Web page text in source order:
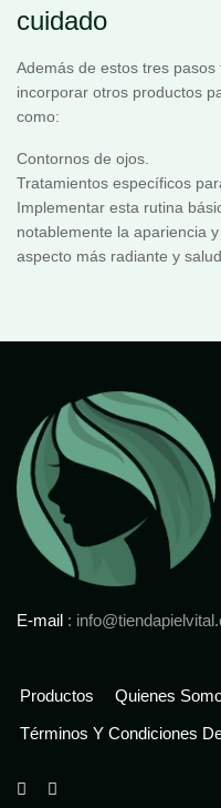
cuidado
Además de estos tres
incorporar otros productos
como:
Contornos de ojos.
Tratamientos específicos
Implementar esta rutina
notablemente la apariencia
aspecto más radiante y
E-mail :
Productos
Quienes
Términos Y Condiciones